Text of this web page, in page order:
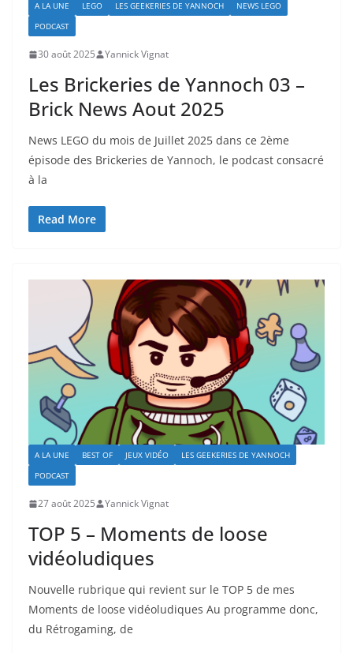
A LA UNE LEGO LES GEEKERIES DE YANNOCH
NEWS LEGO
PODCAST
30 août 2025 Yannick Vignat
Les Brickeries de Yannoch 03 –
Brick News Aout 2025
News LEGO du mois de Juillet 2025 dans ce 2ème
épisode des Brickeries de Yannoch, le podcast consacré
à la
Read More
A LA UNE BEST OF JEUX VIDÉO
LES GEEKERIES DE YANNOCH
PODCAST
27 août 2025 Yannick Vignat
TOP 5 – Moments de loose
vidéoludiques
Nouvelle rubrique qui revient sur le TOP 5 de mes
Moments de loose vidéoludiques Au programme donc,
du Rétrogaming, de